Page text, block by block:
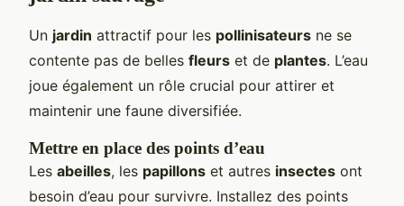
Un jardin attractif pour les pollinisateurs ne se
contente pas de belles fleurs et de plantes. L’eau
joue également un rôle crucial pour attirer et
maintenir une faune diversifiée.
Mettre en place des points d’eau
Les abeilles, les papillons et autres insectes ont
besoin d’eau pour survivre. Installez des points